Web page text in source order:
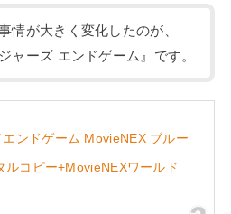
情が大きく変化したのが、
ャーズ エンドゲーム』です。
ンドゲーム MovieNEX ブルー
ルコピー+MovieNEXワールド